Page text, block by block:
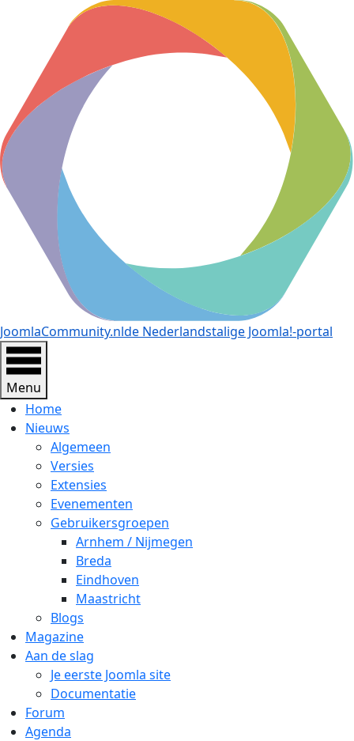
JoomlaCommunity.nlde Nederlandstalige Joomla!-portal
Menu
Home
Nieuws
Algemeen
Versies
Extensies
Evenementen
Gebruikersgroepen
Arnhem / Nijmegen
Breda
Eindhoven
Maastricht
Blogs
Magazine
Aan de slag
Je eerste Joomla site
Documentatie
Forum
Agenda